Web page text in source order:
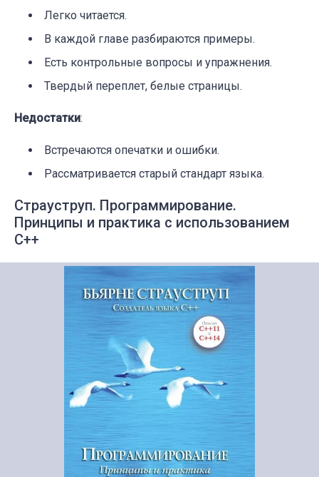
Легко читается.
В каждой главе разбираются примеры.
Есть контрольные вопросы и упражнения.
Твердый переплет, белые страницы.
Недостатки:
Встречаются опечатки и ошибки.
Рассматривается старый стандарт языка.
Страуструп. Программирование.
Принципы и практика с использованием
C++